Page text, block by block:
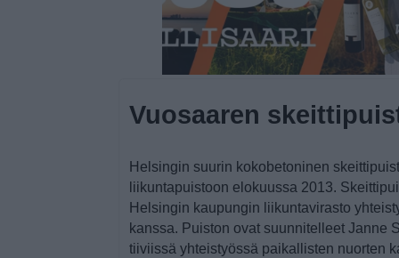
Vuosaaren
Helsingin suurin kokobetoninen
liikuntapuistoon elokuussa 2013.
Helsingin kaupungin liikuntavirasto
kanssa. Puiston ovat suunnitelleet Janne
tiiviissä yhteistyössä paikallisten nuorten